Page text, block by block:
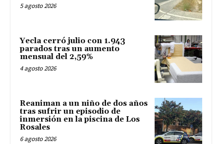
5 agosto 2026
Yecla cerró julio con 1.943
parados tras un aumento
mensual del 2,59%
4 agosto 2026
Reaniman a un niño de dos años
tras sufrir un episodio de
inmersión en la piscina de Los
Rosales
6 agosto 2026